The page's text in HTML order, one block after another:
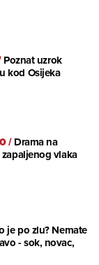
Poznat uzrok
kod Osijeka
/Drama na
vlaka
je po zlu? Nemate
- sok, novac,